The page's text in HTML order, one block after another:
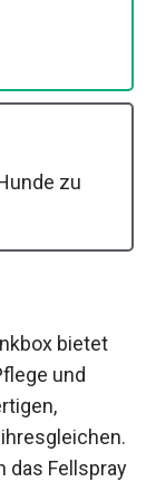
zu
bietet
und
das Fellspray